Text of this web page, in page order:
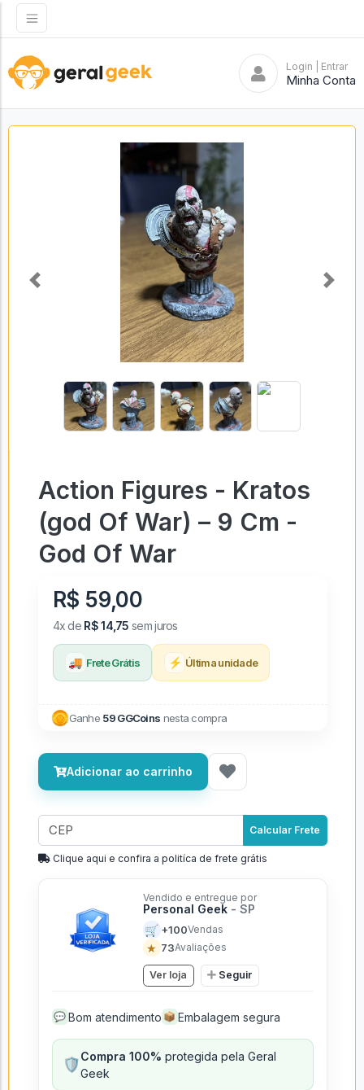
Login | Entrar
Minha Conta
Previous Next
Action Figures - Kratos
(god Of War) – 9 Cm -
God Of War
R$ 59,00
4x de R$ 14,75 sem juros
🚚 Frete Grátis ⚡ Última unidade
Ganhe 59 GGCoins nesta compra
Adicionar ao carrinho
Calcular Frete
Clique aqui e confira a politíca de frete grátis
Vendido e entregue por
Personal Geek - SP
🛒 +100Vendas
★ 73Avaliações
Ver loja Seguir
💬 Bom atendimento 📦 Embalagem segura
🛡️Compra 100% protegida pela Geral
Geek